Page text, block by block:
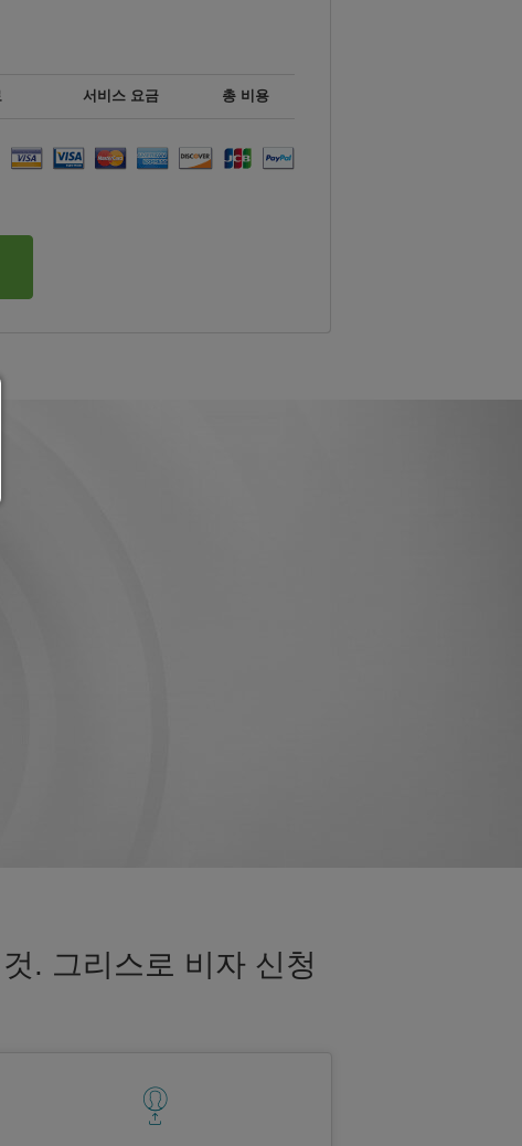
서비스 요금 총 비용
. 그리스로 비자 신청